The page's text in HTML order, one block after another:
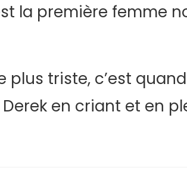
la première femme
plus triste, c’est
en criant et en